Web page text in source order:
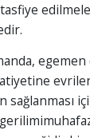
sağlanması